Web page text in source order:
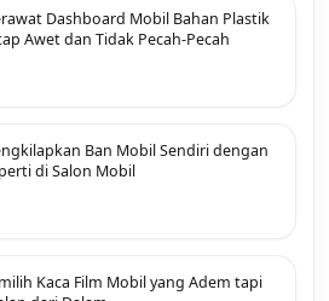
Dashboard Mobil Bahan Plastik
Awet dan Tidak Pecah-Pecah
Ban Mobil Sendiri dengan
di Salon Mobil
Kaca Film Mobil yang Adem tapi